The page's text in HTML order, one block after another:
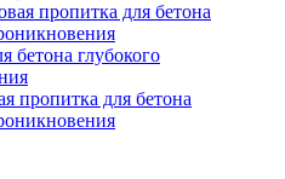
пропитка для бетона
бетона глубокого
пропитка для бетона